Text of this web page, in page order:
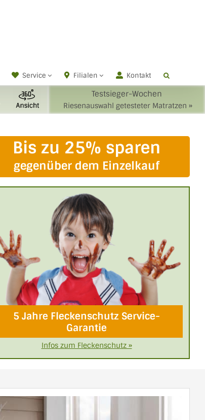
Service Filialen Kontakt
Testsieger-Wochen
Riesenauswahl getesteter Matratzen »
Bis zu 25% sparen
gegenüber dem Einzelkauf
5 Jahre Fleckenschutz Service-
Garantie
Infos zum Fleckenschutz »